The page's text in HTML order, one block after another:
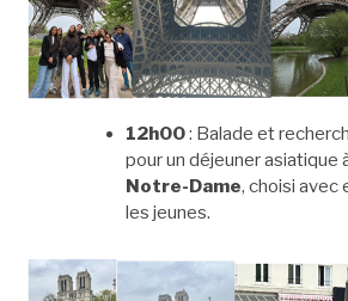
12h00: Balade et
pour un déjeuner asiatique
Notre-Dame, choisi avec
les jeunes.